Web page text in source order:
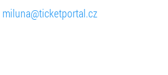
miluna@ticketportal.cz